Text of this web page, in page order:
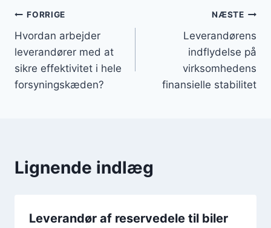
Indlægsnavigation
FORRIGE
Hvordan arbejder
leverandører med at
sikre effektivitet i hele
forsyningskæden?
NÆSTE
Leverandørens
indflydelse på
virksomhedens
finansielle stabilitet
Lignende indlæg
Leverandør af reservedele til biler